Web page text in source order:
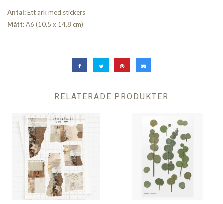
Antal:Ett ark med stickers
Mått:A6 (10,5 x 14,8 cm)
RELATERADE PRODUKTER